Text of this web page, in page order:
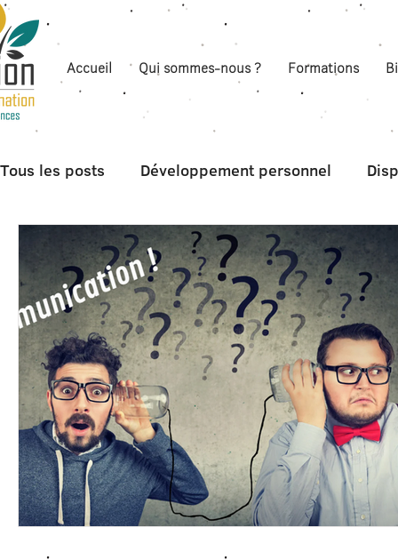
Accueil Qui sommes-nous ? Formations
Tous les posts Développement personnel
Boite à outils